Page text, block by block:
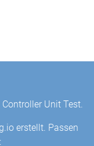
Unit Test.
erstellt. Passen